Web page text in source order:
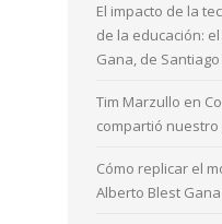
El impacto de la
de la educación:
Gana, de
Tim Marzullo en
compartió
Cómo replicar el
Alberto Blest Gana